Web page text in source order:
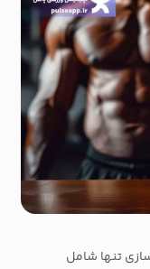
تنها شامل